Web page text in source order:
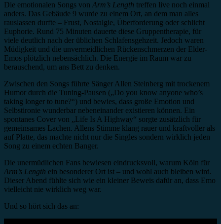
Die emotionalen Songs von Arm’s Length treffen live noch einmal
anders. Das Gebäude 9 wurde zu einem Ort, an dem man alles
rauslassen durfte – Frust, Nostalgie, Überforderung oder schlicht
Euphorie. Rund 75 Minuten dauerte diese Gruppentherapie, für
viele deutlich nach der üblichen Schlafensgehzeit. Jedoch waren
Müdigkeit und die unvermeidlichen Rückenschmerzen der Elder-
Emos plötzlich nebensächlich. Die Energie im Raum war zu
berauschend, um ans Bett zu denken.
Zwischen den Songs führte Sänger Allen Steinberg mit trockenem
Humor durch die Tuning-Pausen („Do you know anyone who’s
taking longer to tune?“) und bewies, dass große Emotion und
Selbstironie wunderbar nebeneinander existieren können. Ein
spontanes Cover von „Life Is A Highway“ sorgte zusätzlich für
gemeinsames Lachen. Allens Stimme klang rauer und kraftvoller als
auf Platte, das machte nicht nur die Singles sondern wirklich jeden
Song zu einem echten Banger.
Die unermüdlichen Fans bewiesen eindrucksvoll, warum Köln für
Arm’s Length ein besonderer Ort ist – und wohl auch bleiben wird.
Dieser Abend fühlte sich wie ein kleiner Beweis dafür an, dass Emo
vielleicht nie wirklich weg war.
Und so hört sich das an: